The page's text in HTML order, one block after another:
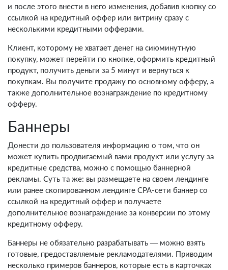
и после этого внести в него изменения, добавив кнопку со
ссылкой на кредитный оффер или витрину сразу с
несколькими кредитными офферами.
Клиент, которому не хватает денег на сиюминутную
покупку, может перейти по кнопке, оформить кредитный
продукт, получить деньги за 5 минут и вернуться к
покупкам. Вы получите продажу по основному офферу, а
также дополнительное вознаграждение по кредитному
офферу.
Баннеры
Донести до пользователя информацию о том, что он
может купить продвигаемый вами продукт или услугу за
кредитные средства, можно с помощью баннерной
рекламы. Суть та же: вы размещаете на своем лендинге
или ранее скопированном лендинге CPA-сети баннер со
ссылкой на кредитный оффер и получаете
дополнительное вознаграждение за конверсии по этому
кредитному офферу.
Баннеры не обязательно разрабатывать — можно взять
готовые, предоставляемые рекламодателями. Приводим
несколько примеров баннеров, которые есть в карточках